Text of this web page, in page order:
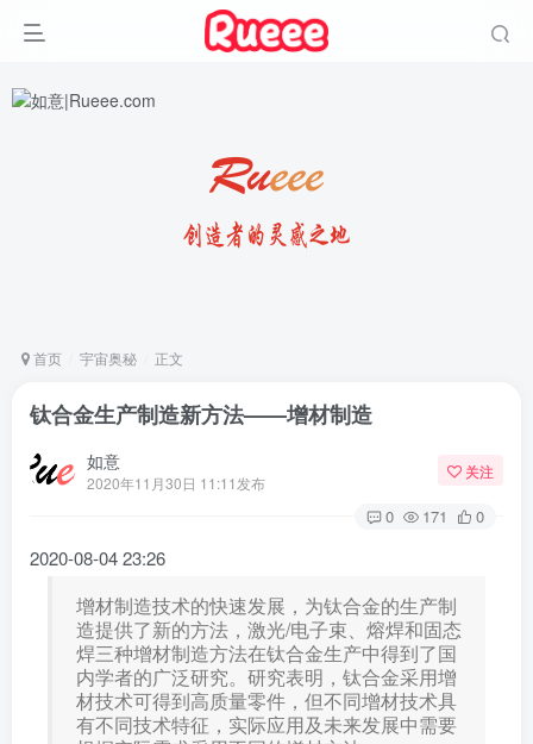
首页 宇宙奥秘 正文
钛合金生产制造新方法——增材制造
如意
2020年11月30日 11:11发布
关注
0 171 0
2020-08-04 23:26
增材制造技术的快速发展，为钛合金的生产制
造提供了新的方法，激光/电子束、熔焊和固态
焊三种增材制造方法在钛合金生产中得到了国
内学者的广泛研究。研究表明，钛合金采用增
材技术可得到高质量零件，但不同增材技术具
有不同技术特征，实际应用及未来发展中需要